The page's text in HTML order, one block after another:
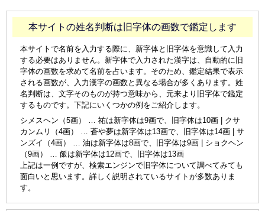
本サイトの姓名判断は旧字体の画数で鑑定します
本サイトで名前を入力する際に、新字体と旧字体を意識して入力
する必要はありません。新字体で入力された漢字は、自動的に旧
字体の画数を求めて名前を占います。そのため、鑑定結果で表示
される画数が、入力漢字の画数と異なる場合が多くあります。姓
名判断は、文字そのものが持つ意味から、元来より旧字体で鑑定
するものです。下記にいくつかの例をご紹介します。
シメスヘン（5画） … 祐は新字体は9画で、旧字体は10画 | クサ
カンムリ（4画） … 蒼や夢は新字体は13画で、旧字体は14画 | サ
ンズイ（4画） … 油は新字体は8画で、旧字体は9画 | ショクヘン
（9画） … 飯は新字体は12画で、旧字体は13画
上記は一例ですが、検索エンジンで旧字体について調べてみても
面白いと思います。詳しく説明されているサイトが多数ありま
す。